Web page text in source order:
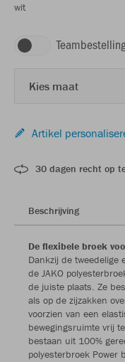
wit
Kies maat
Artikel
30 dagen recht op
Beschrijving
De flexibele broek
Dankzij de
de JAKO
de juiste plaats. Ze
als op de zijzakken
voorzien van een
bewegingsruimte vrij
bestaan uit 100%
polyesterbroek Power